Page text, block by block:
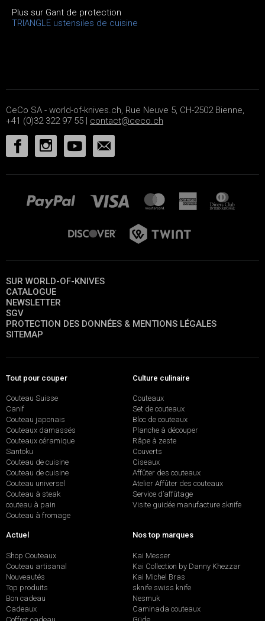
Plus sur Gant de protection
TRIANGLE ustensiles de cuisine
CeCo SA - world-of-knives.ch, Rue Neuve 5, CH-2502 Bienne,
+41 (0)32 322 97 55 | contact@ceco.ch
SUR WORLD-OF-KNIVES
CATALOGUE
NEWSLETTER
SGV
PROTECTION DES DONNÉES & MENTIONS LÉGALES
SITEMAP
Tout pour couper
Couteau Suisse
Canif
Couteau japonais
Couteaux damassés
Couteaux céramique
Santoku
Couteau de cuisine
Couteau de cuisine
Couteau universel
Couteau à steak
couteau à pain
Couteau à fromage
Culture culinaire
Couteaux
Set de couteaux
Bloc de couteaux
Planche à découper
Râpe à zeste
Couverts
Ciseaux
Affûter des couteaux
Atelier Affûter des couteaux
Service d’affûtage
Visite guidée manufacture sknife
Actuel
Shop Couteaux
Couteau artisanal
Nouveautés
Top produits
Bon cadeau
Cadeaux
Nos top marques
Kai Messer
Kai Collection by Danny Khezzar
Kai Michel Bras
sknife swiss knife
Nesmuk
Caminada couteaux